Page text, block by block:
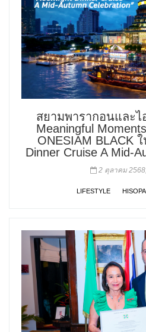
สยามพารากอนและ
Meaningful
ONESIAM BLACK
Dinner Cruise A Mid-
2 ตุลาคม
LIFESTYLE